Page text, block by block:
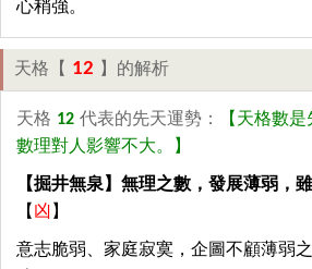
心稍強。
天格【 12 】的解析
天格 12 代表的先天運勢：
【天格數
數理對人影響不大。】
【掘井無泉】無理之數，發展薄弱，
【 凶 】
意志脆弱、家庭寂寞，企圖不顧薄弱